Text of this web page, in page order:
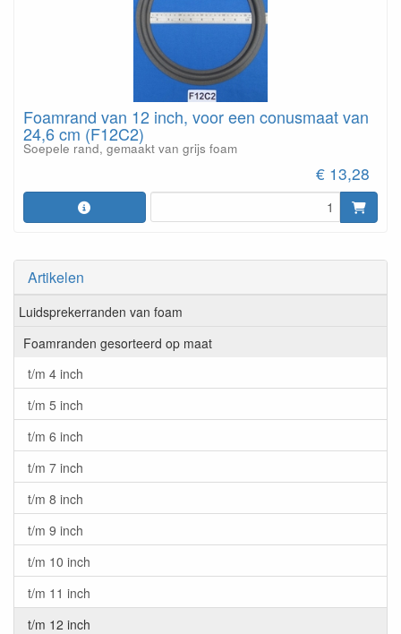
Artikelen
Luidsprekerranden van foam
Foamranden gesorteerd op maat
t/m 4 inch
t/m 5 inch
t/m 6 inch
t/m 7 inch
t/m 8 inch
t/m 9 inch
t/m 10 inch
t/m 11 inch
t/m 12 inch
Foamrand van 12 inch, voor een conusmaat van
24,6 cm (F12C2)
Soepele rand, gemaakt van grijs foam
€ 13,28